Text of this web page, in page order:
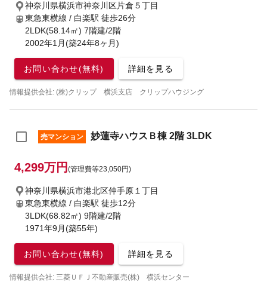
神奈川県横浜市神奈川区片倉５丁目
東急東横線 / 白楽駅 徒歩26分
2LDK(58.14㎡) 7階建/2階
2002年1月(築24年8ヶ月)
お問い合わせ(無料) 詳細を見る
情報提供会社: (株)クリップ 横浜支店 クリップハウジング
売マンション 妙蓮寺ハウスＢ棟 2階 3LDK
4,299万円 (管理費等23,050円)
神奈川県横浜市港北区仲手原１丁目
東急東横線 / 白楽駅 徒歩12分
3LDK(68.82㎡) 9階建/2階
1971年9月(築55年)
お問い合わせ(無料) 詳細を見る
情報提供会社: 三菱ＵＦＪ不動産販売(株) 横浜センター